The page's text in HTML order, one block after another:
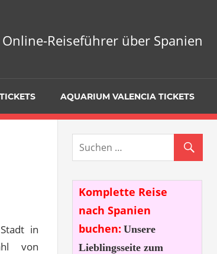
Online-Reiseführer über Spanien
AQUARIUM VALENCIA TICKETS
in
von
Komplette Reise
nach Spanien
buchen: Unsere
Lieblingsseite zum